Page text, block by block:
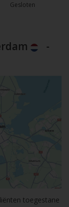
Gesloten
-
toegestane